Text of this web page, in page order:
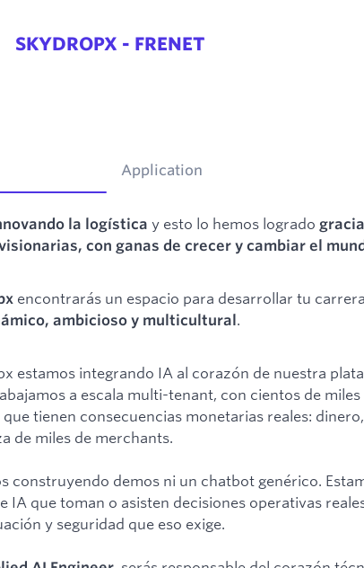
SKYDROPX - FRENET
Application
la logística y esto lo hemos logrado
con ganas de crecer y cambiar el
encontrarás un espacio para desarrollar tu
ambicioso y multicultural.
estamos integrando IA al corazón de nuestra
a escala multi-tenant, con cientos de
que tienen consecuencias monetarias reales:
de miles de merchants.
construyendo demos ni un chatbot genérico.
IA que toman o asisten decisiones operativas
y seguridad que eso exige.